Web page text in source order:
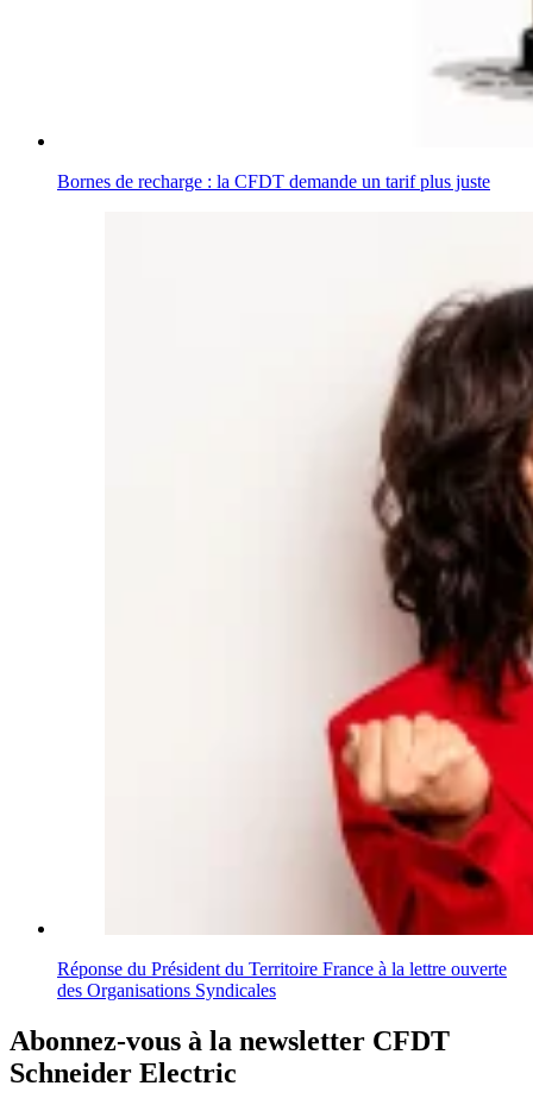
Bornes de recharge : la CFDT demande un tarif plus juste
Réponse du Président du Territoire France à la lettre ouverte
des Organisations Syndicales
Abonnez-vous à la newsletter CFDT
Schneider Electric